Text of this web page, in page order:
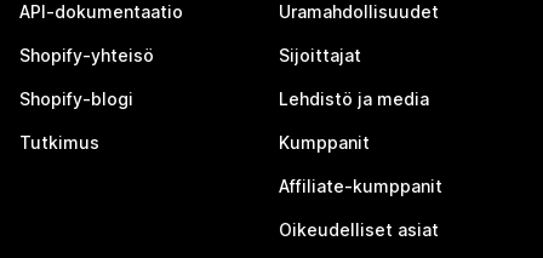
API-dokumentaatio
Shopify-yhteisö
Shopify-blogi
Tutkimus
Uramahdollisuudet
Sijoittajat
Lehdistö ja media
Kumppanit
Affiliate-kumppanit
Oikeudelliset asiat